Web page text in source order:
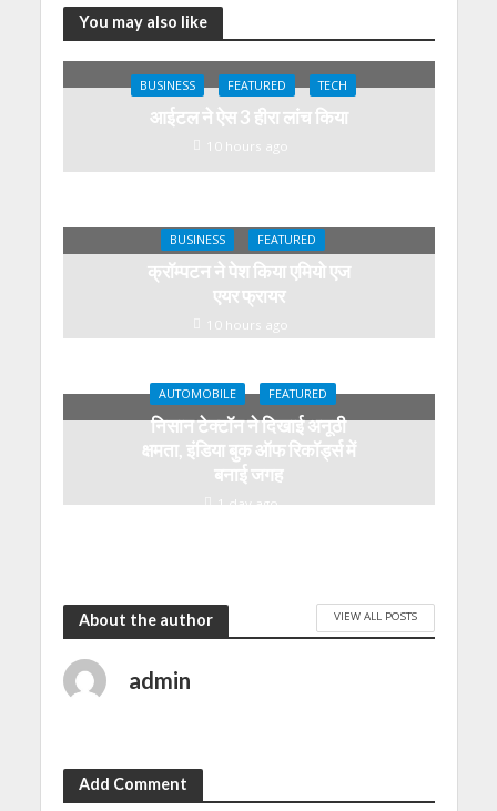
You may also like
BUSINESS FEATURED TECH
आईटल ने ऐस 3 हीरा लांच किया
10 hours ago
BUSINESS FEATURED
क्रॉम्पटन ने पेश किया एमियो एज
एयर फ्रायर
10 hours ago
AUTOMOBILE FEATURED
निसान टेक्टॉन ने दिखाई अनूठी
क्षमता, इंडिया बुक ऑफ रिकॉर्ड्स में
बनाई जगह
1 day ago
About the author VIEW ALL POSTS
admin
Add Comment